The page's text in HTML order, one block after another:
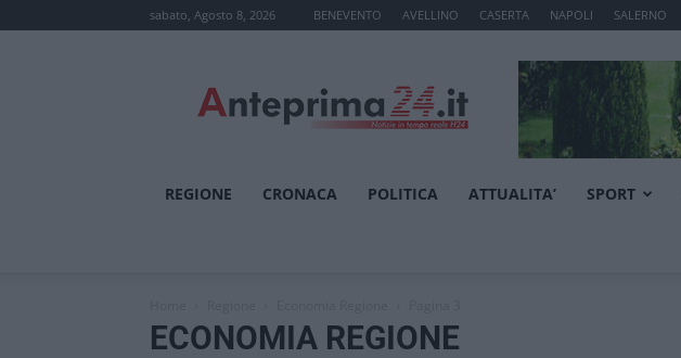
sabato, Agosto 8, 2026 BENEVENTO AVELLINO CASERTA NAPOLI SALERNO
REGIONE CRONACA POLITICA ATTUALITA’ SPORT
ECONOMIA REGIONE